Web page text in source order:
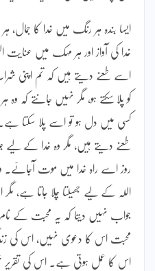
ایسا بندہ ہر رنگ میں خدا کا جمال،
خدا کی آواز اور ہر مہک میں عنایت
اسے طعنے دیتے ہیں کہ تم اپنی شراب
کو پلا سکتے ہو، مگر نہیں جانتے کہ وہ
کسی میں دل ہو تو اسے پلا
طعنے دیتے ہیں، مگر وہ خدا کے لیے
روز اسے راہ خدا میں موت آجائے۔ وہ
اللہ کے لیے جھیلتا چلا جاتا ہے،
جواب نہیں دیتا کہ یہ محبت کے
محبت اس کا دعوی نہیں، اس کی
اس کا عمل ہوتی ہے۔ اس کی